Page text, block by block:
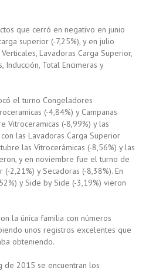
que cerró en negativo en junio
superior (-7,25%), y en julio
Lavadoras Carga Superior,
Inducción, Total Encimeras y
el turno Congeladores
(-4,84%) y Campanas
Vitroceramicas (-8,99%) y las
las Lavadoras Carga Superior
las Vitrocerámicas (-8,56%) y las
y en noviembre fue el turno de
2,21%) y Secadoras (-8,38%). En
y Side by Side (-3,19%) vieron
la única familia con números
unos registros excelentes que
obteniendo.
de 2015 se encuentran los